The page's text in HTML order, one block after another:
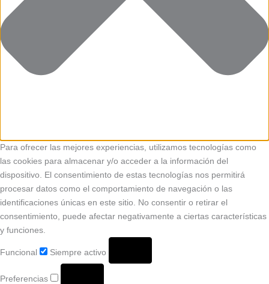
Para ofrecer las mejores experiencias, utilizamos tecnologías como
las cookies para almacenar y/o acceder a la información del
dispositivo. El consentimiento de estas tecnologías nos permitirá
procesar datos como el comportamiento de navegación o las
identificaciones únicas en este sitio. No consentir o retirar el
consentimiento, puede afectar negativamente a ciertas características
y funciones.
Funcional Siempre activo
Preferencias